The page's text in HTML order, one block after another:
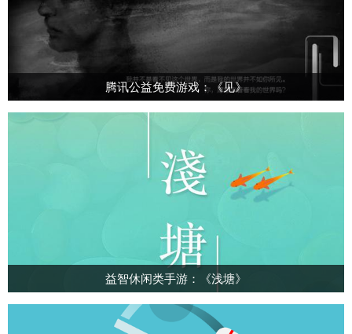
腾讯公益免费游戏：《见》
益智休闲类手游：《浅塘》